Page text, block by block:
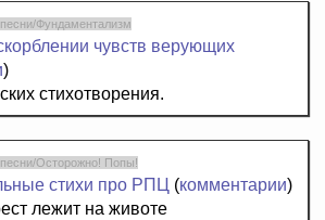
Фундаментализм
чувств верующих
)
стихотворения.
Осторожно! Попы!
стихи про РПЦ (комментарии)
лежит на животе